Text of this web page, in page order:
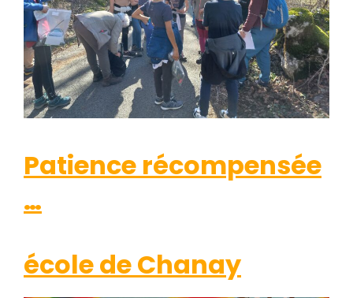
Patience récompensée
…
école de Chanay